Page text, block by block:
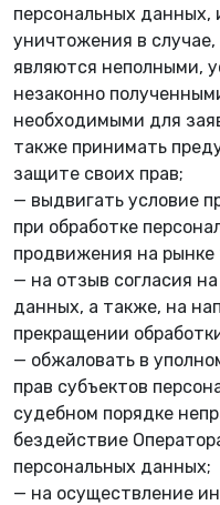
персональных данных,
уничтожения в
являются неполными,
незаконно
необходимыми для
также принимать
защите своих прав;
— выдвигать условие
при обработке
продвижения на рынке
— на отзыв согласия
данных, а также, на
прекращении
— обжаловать в
прав субъектов
судебном порядке
бездействие
персональных данных;
— на осуществление